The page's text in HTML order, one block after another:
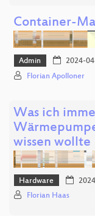
Container-
Admin 2024-
Florian Apolloner
Was ich
wissen wollte
Hardware
Florian Haas